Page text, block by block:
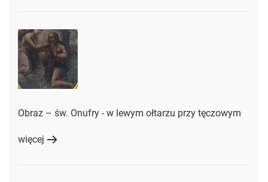
Obraz – św. Onufry - w lewym ołtarzu przy tęczowym
więcej